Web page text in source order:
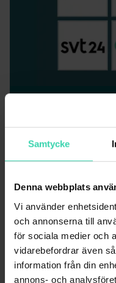
Samtycke
Denna webbplats
Vi använder
och annonserna till
för sociala medier och
vidarebefordrar även
information från din
annons- och
Utöver de fem
dessutom alltid
från SVT, TV4 och
TV
59
i 12